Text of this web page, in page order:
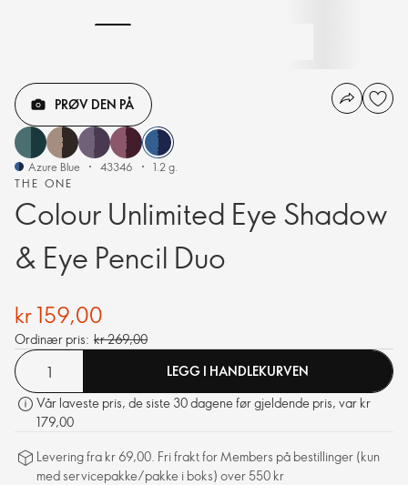
THE ONE
Colour Unlimited Eye Shadow
& Eye Pencil Duo
PRØV DEN PÅ
Azure Blue 43346 1.2 g.
kr 159,00
Ordinær pris: kr 269,00
LEGG I HANDLEKURVEN
Vår laveste pris, de siste 30 dagene før gjeldende pris, var kr
179,00
Levering fra kr 69,00. Fri frakt for Members på bestillinger (kun
med servicepakke/pakke i boks) over 550 kr